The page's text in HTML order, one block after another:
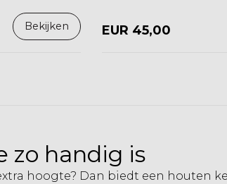
Bekijken EUR 45,00
zo handig is
hoogte? Dan biedt een houten